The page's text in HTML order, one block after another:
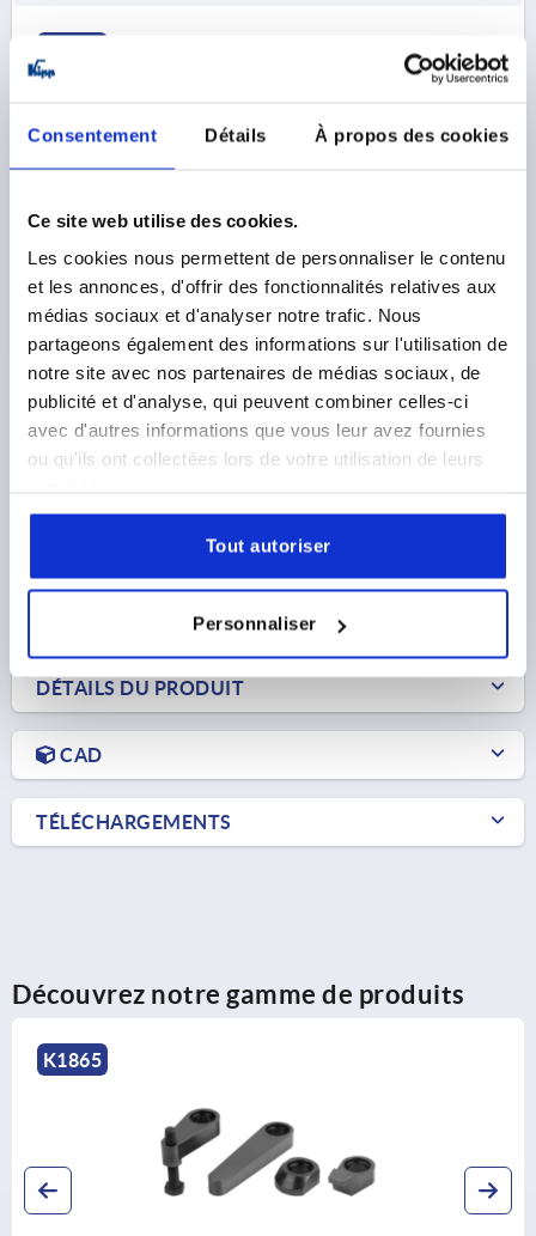
Consentement Détails À propos des cookies
Ce site web utilise des cookies.
Les cookies nous permettent de personnaliser le contenu
et les annonces, d'offrir des fonctionnalités relatives aux
médias sociaux et d'analyser notre trafic. Nous
partageons également des informations sur l'utilisation de
notre site avec nos partenaires de médias sociaux, de
publicité et d'analyse, qui peuvent combiner celles-ci
avec d'autres informations que vous leur avez fournies
ou qu'ils ont collectées lors de votre utilisation de leurs
Tout autoriser
Personnaliser
MINI BRIDE PIVOTANTE À LEVIER À EXCENTRIQUE
M=22 H=52 A=55 ACIER DE TRAITEMENT, PIVOTANT
HAUTEUR=55 B=12 C=32 D=31 E=20 F=63
LARGEUR=52
I=1,2 J=40 K=32 L=28
LONGUEUR=22
N=25
O=1,8 P=14 Q=6,6 R=10 S=30,5
T=M8
X MIN.=36,4
X MAX.=48,6 Y MIN.=41,4
Y MAX.=53,6
FORCE DE SERRAGE N=1100
FORCE MANUELLE FH N=150*
hors TVA
hors frais d’envoi
DÉTAILS DU PRODUIT
CAD
TÉLÉCHARGEMENTS
Découvrez notre gamme de produits
K1865